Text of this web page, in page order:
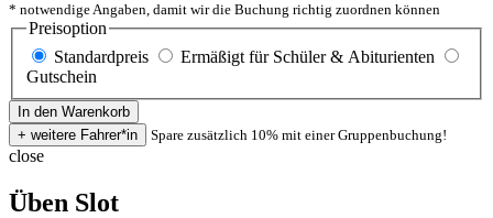
* notwendige Angaben, damit wir die Buchung richtig zuordnen können
Preisoption
Standardpreis
Ermäßigt für Schüler & Abiturienten
Gutschein
Spare zusätzlich 10% mit einer Gruppenbuchung!
close
Üben Slot